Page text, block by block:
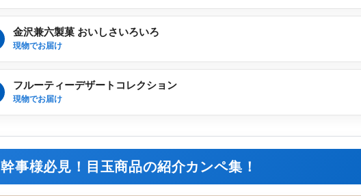
金沢兼六製菓 おいしさいろいろ
現物でお届け
フルーティーデザートコレクション
現物でお届け
幹事様必見！目玉商品の紹介カンペ集！